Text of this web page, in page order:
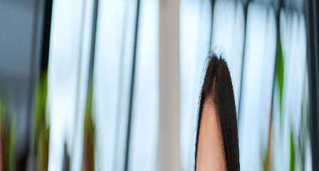
Atendimento (21) 2574 8888
Conclua sua Matrícula
INSCREVA-SE SOLICITE INFORMAÇÕES
ÁREA DO ALUNO LOGIN